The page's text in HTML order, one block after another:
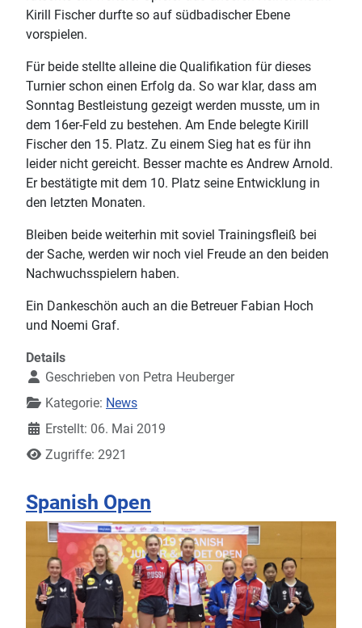
Kirill Fischer durfte so auf südbadischer Ebene
vorspielen.
Für beide stellte alleine die Qualifikation für dieses
Turnier schon einen Erfolg da. So war klar, dass am
Sonntag Bestleistung gezeigt werden musste, um in
dem 16er-Feld zu bestehen. Am Ende belegte Kirill
Fischer den 15. Platz. Zu einem Sieg hat es für ihn
leider nicht gereicht. Besser machte es Andrew Arnold.
Er bestätigte mit dem 10. Platz seine Entwicklung in
den letzten Monaten.
Bleiben beide weiterhin mit soviel Trainingsfleiß bei
der Sache, werden wir noch viel Freude an den beiden
Nachwuchsspielern haben.
Ein Dankeschön auch an die Betreuer Fabian Hoch
und Noemi Graf.
Details
Geschrieben von Petra Heuberger
Kategorie: News
Erstellt: 06. Mai 2019
Zugriffe: 2921
Spanish Open